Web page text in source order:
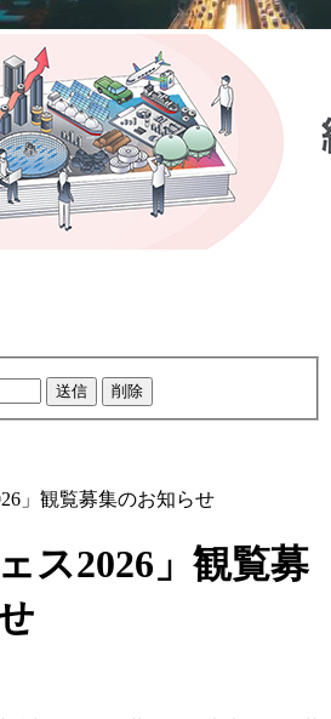
」観覧募集のお知らせ
ス2026」観覧募